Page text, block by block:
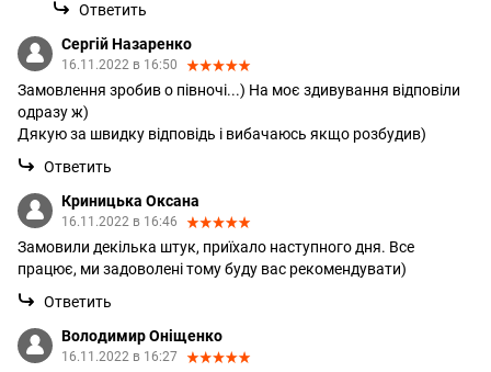
Ответить
Сергій Назаренко
16.11.2022 в 16:50
Замовлення зробив о півночі...) На моє здивування відповіли
одразу ж)
Дякую за швидку відповідь і вибачаюсь якщо розбудив)
Ответить
Криницька Оксана
16.11.2022 в 16:46
Замовили декілька штук, приїхало наступного дня. Все
працює, ми задоволені тому буду вас рекомендувати)
Ответить
Володимир Оніщенко
16.11.2022 в 16:27